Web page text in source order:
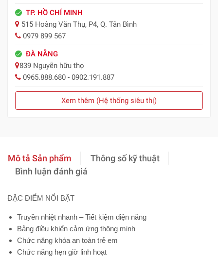
TP. HỒ CHÍ MINH
515 Hoàng Văn Thụ, P4, Q. Tân Bình
0979 899 567
ĐÀ NẴNG
839 Nguyễn hữu thọ
0965.888.680 - 0902.191.887
Xem thêm (Hệ thống siêu thị)
Mô tả Sản phẩm
Thông số kỹ thuật
Bình luận đánh giá
ĐẶC ĐIỂM NỔI BẬT
Truyền nhiệt nhanh – Tiết kiệm điện năng
Bảng điều khiển cảm ứng thông minh
Chức năng khóa an toàn trẻ em
Chức năng hẹn giờ linh hoạt